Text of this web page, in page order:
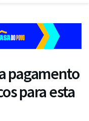
pagamento
para esta